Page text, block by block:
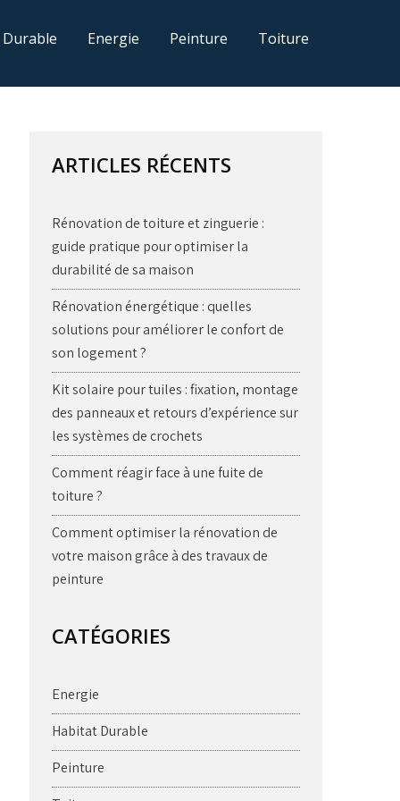
Energie Peinture Toiture
ARTICLES RÉCENTS
Rénovation de toiture et zinguerie :
guide pratique pour optimiser la
durabilité de sa maison
Rénovation énergétique : quelles
solutions pour améliorer le confort de
son logement ?
Kit solaire pour tuiles : fixation, montage
des panneaux et retours d’expérience sur
les systèmes de crochets
Comment réagir face à une fuite de
toiture ?
Comment optimiser la rénovation de
votre maison grâce à des travaux de
peinture
CATÉGORIES
Energie
Habitat Durable
Peinture